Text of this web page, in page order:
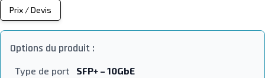
Prix / Devis
Options du produit :
Type de port SFP+ – 10GbE